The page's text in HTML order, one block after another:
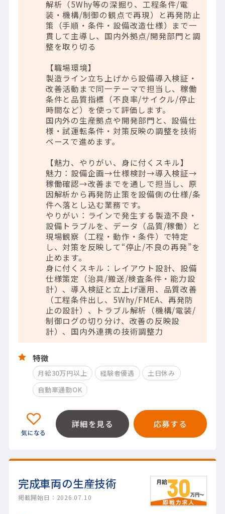
解析（5Why等の深掘り、工程条件/電
装・機構/制御の観点で再現）と再発防止
策（手順・条件・設備改造仕様）まで一
貫して主導し、国内外拠点/開発部門と調
整を取り切る
【職場環境】
製造ライン立ち上げから設備導入検証・
改善活動まで同一テーマで担当し、稼働
条件と品質指標（不良率/サイクル/停止
時間など）を使って評価します。
国内外の生産拠点や開発部門と、設備仕
様・試運転条件・対策反映の調整を技術
ベースで進めます。
【魅力、やりがい、身に付くスキル】
魅力：設備企画→仕様検討→導入検証→
稼働確認→改善までを通しで担当し、原
因解析から再発防止策を設備側の仕様/条
件へ落とし込む業務です。
やりがい：ラインで発生する製造不良・
設備トラブルを、データ（品質/稼働）と
現場観察（工程・動作・条件）で特定
し、対策を反映して“停止/不良の再発”を
止めます。
身に付くスキル：レイアウト設計、設備
仕様策定（治具/搬送/検査条件・能力設
計）、導入検証と立上げ運用、品質改善
（工程条件出し、5Why/FMEA、再発防
止の設計）、トラブル解析（機構/電装/
制御ログの切り分け、改善の反映設
計）、国内外連携の技術調整力
特徴
月給30万円以上 経験者優遇
土日休み
自動車通勤OK
詳細を見る 応募する
完成車両の生産技術
掲載開始日：2026.07.10